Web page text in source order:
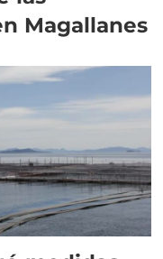
Magallanes